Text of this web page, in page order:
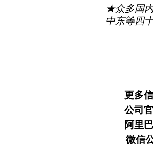
★众多国
中东等四
更多
公司
阿里
微信公